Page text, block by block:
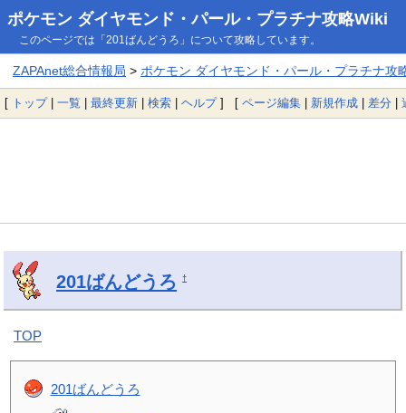
ポケモン ダイヤモンド・パール・プラチナ攻略Wiki
このページでは「201ばんどうろ」について攻略しています。
ZAPAnet総合情報局 > ポケモン ダイヤモンド・パール・プラチナ攻
[ トップ| 一覧 | 最終更新 | 検索 | ヘルプ] [ ページ編集 | 新規作成 | 差分 |
201ばんどうろ †
TOP
201ばんどうろ